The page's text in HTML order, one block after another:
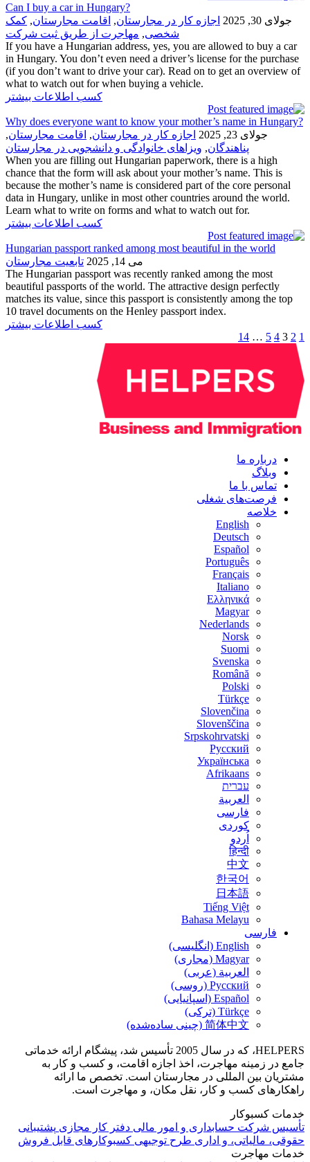
Can I buy a car in Hungary?
جولای 30, 2025
اجازه کار در مجارستان, اقامت مجارستان, کمک
شخصی, مهاجرت از طریق ثبت شرکت
If you have a Hungarian address, yes, you are allowed to buy a car
in Hungary. You don’t even need a driver’s license for the purchase
(if you don’t want to drive your car). Read on to get an overview of
what to watch out for when buying a vehicle.
کسب اطلاعات بیشتر
Why does everyone want to know your mother’s name in Hungary?
جولای 23, 2025
اجازه کار در مجارستان, اقامت مجارستان,
پناهندگان, ویزاهای خانوادگی و دانشجویی در مجارستان
When you are filling out Hungarian paperwork, there is a high
chance that the form will ask about your mother’s name. This is
because the mother’s name is considered part of the core personal
data in Hungary, unlike in most other countries around the world.
Learn what to write on forms and what to watch out for.
کسب اطلاعات بیشتر
Hungarian passport ranked among most beautiful in the world
می 14, 2025
تابعیت مجارستان
The Hungarian passport was recently ranked among the most
beautiful passports of the world. The attractive design perfectly
matches its value, since this passport is consistently among the top
10 travel documents on the Henley passport index.
کسب اطلاعات بیشتر
1
2
3
4
5
…
14
درباره ما
وبلاگ
تماس با ما
فرصت‌های شغلی
خلاصه
English
Deutsch
Español
Português
Français
Italiano
Ελληνικά
Magyar
Nederlands
Norsk
Suomi
Svenska
Română
Polski
Türkçe
Slovenčina
Slovenščina
Srpskohrvatski
Русский
Українська
Afrikaans
עברית
العربية
فارسی
کوردی
اُردو
हिन्दी
中文
한국어
日本語
Tiếng Việt
Bahasa Melayu
فارسی
English (انگلیسی)
Magyar (مجاری)
العربية (عربی)
Русский (روسی)
Español (اسپانیایی)
Türkçe (ترکی)
简体中文 (چینی ساده‌شده)
HELPERS، که در سال 2005 تأسیس شد، پیشگام ارائه خدماتی
جامع در زمینه مهاجرت، اخذ اجازه اقامت، و کسب و کار به
مشتریان بین المللی در مجارستان است. تخصص ما ارائه
راهکارهای کسب و کار، نقل مکان، و مهاجرت است.
خدمات کسبوکار
تأسیس شرکت حسابداری و امور مالی دفتر کار مجازی پشتیبانی
حقوقی، مالیاتی، و اداری طرح توجیهی کسبوکارهای قابل فروش
خدمات مهاجرت